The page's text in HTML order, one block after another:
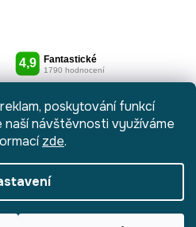
poskytování funkcí
naší návštěvnosti využíváme
zde.